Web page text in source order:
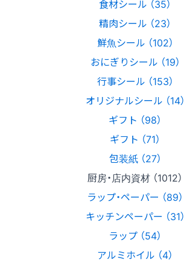
食材シール （35）
精肉シール （23）
鮮魚シール （102）
おにぎりシール （19）
行事シール （153）
オリジナルシール （14）
ギフト （98）
ギフト （71）
包装紙 （27）
厨房・店内資材 （1012）
ラップ・ペーパー （89）
キッチンペーパー （31）
ラップ （54）
アルミホイル （4）